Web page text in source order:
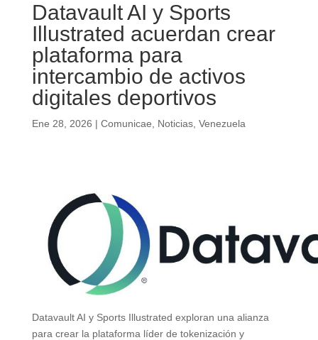
Datavault AI y Sports
Illustrated acuerdan crear
plataforma para
intercambio de activos
digitales deportivos
Ene 28, 2026 | Comunicae Noticias, Venezuela
Datavault AI y Sports Illustrated exploran una alianza
para crear la plataforma líder de tokenización y